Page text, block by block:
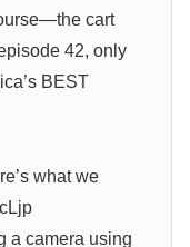
cart
42, only
BEST
what we
a camera using